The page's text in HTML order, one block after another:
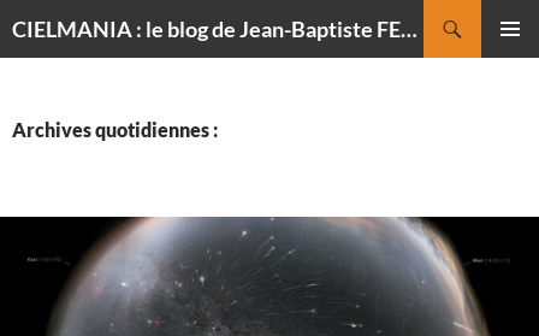
CIELMANIA : le blog de Jean-Baptiste FELDMANN, photographe du ciel
Archives quotidiennes :